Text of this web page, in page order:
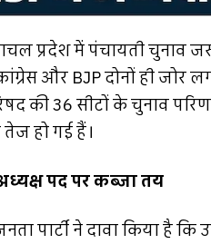
प्रदेश में पंचायती चुनाव
और BJP दोनों ही जोर
की 36 सीटों के चुनाव
तेज हो गई हैं।
पद पर कब्जा तय
पार्टी ने दावा किया है